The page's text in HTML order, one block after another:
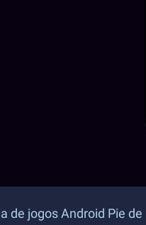
de jogos Android Pie